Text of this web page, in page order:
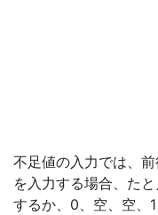
不足値の入力では、
を入力する場合、た
するか、0、空、空、